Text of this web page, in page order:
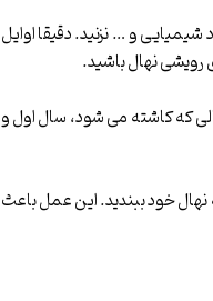
و … نزنید. دقیقا اوایل
که کاشته می شود، سال اول و
نهال خود ببندید. این عمل باعث